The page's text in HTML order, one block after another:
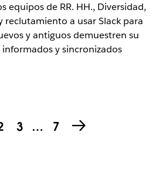
equipos de RR. HH., Diversidad,
reclutamiento a usar Slack para
y antiguos demuestren su
y sincronizados
3 … 7